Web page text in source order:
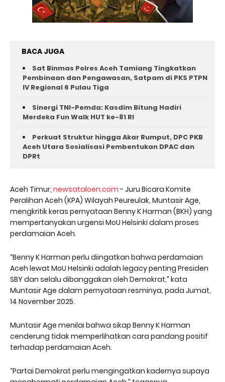
BACA JUGA
Sat Binmas Polres Aceh Tamiang Tingkatkan
Pembinaan dan Pengawasan, Satpam di PKS PTPN
IV Regional 6 Pulau Tiga
Sinergi TNI-Pemda: Kasdim Bitung Hadiri
Merdeka Fun Walk HUT ke-81 RI
Perkuat Struktur hingga Akar Rumput, DPC PKB
Aceh Utara Sosialisasi Pembentukan DPAC dan
DPRt
‎Aceh Timur, newsataloen.com - Juru Bicara Komite
Peralihan Aceh (KPA) Wilayah Peureulak, Muntasir Age,
mengkritik keras pernyataan Benny K Harman (BKH) yang
mempertanyakan urgensi MoU Helsinki dalam proses
perdamaian Aceh.
‎“Benny K Harman perlu diingatkan bahwa perdamaian
Aceh lewat MoU Helsinki adalah legacy penting Presiden
SBY dan selalu dibanggakan oleh Demokrat,” kata
Muntasir Age dalam pernyataan resminya, pada Jumat,
14 November 2025.
‎Muntasir Age menilai bahwa sikap Benny K Harman
cenderung tidak memperlihatkan cara pandang positif
terhadap perdamaian Aceh.
‎“Partai Demokrat perlu mengingatkan kadernya supaya